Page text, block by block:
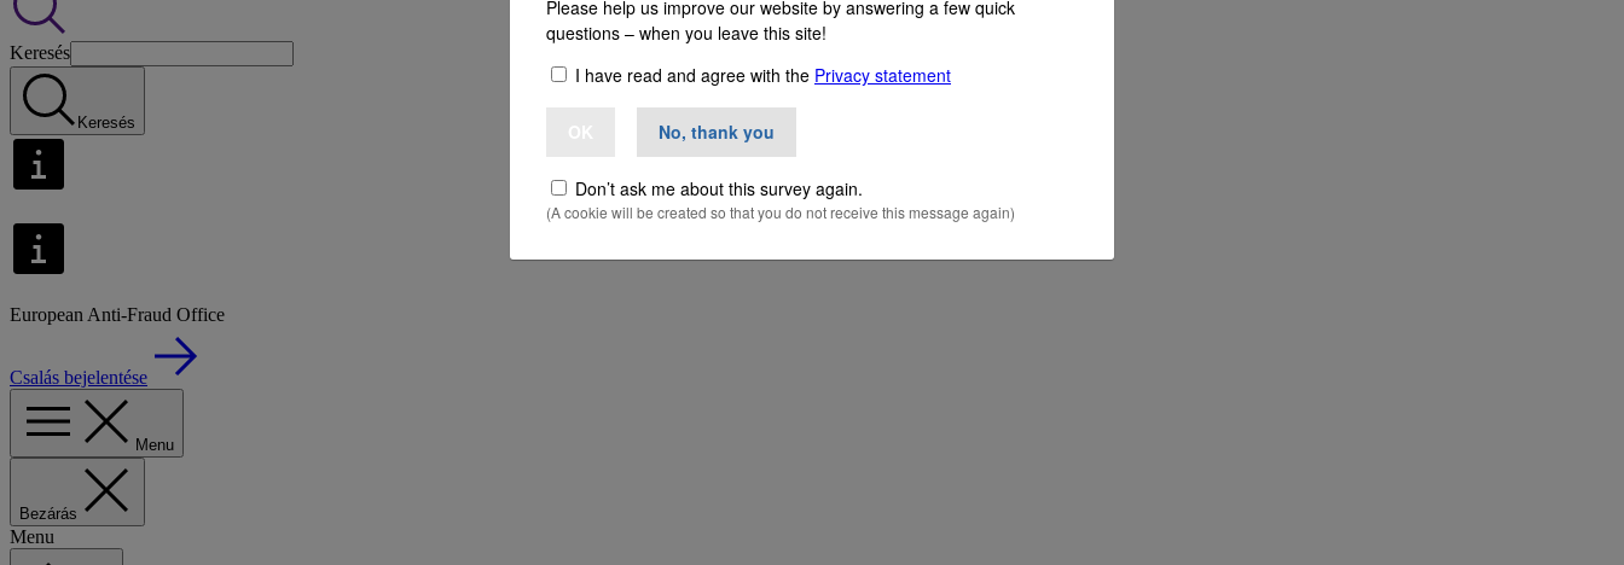
Keresés
Keresés
European Anti-Fraud Office
Csalás bejelentése
Menu
Bezárás
Menu
Please help us improve our website by answering a few quick
questions – when you leave this site!
I have read and agree with the Privacy statement
No, thank you
Don’t ask me about this survey again.
(A cookie will be created so that you do not receive this message again)